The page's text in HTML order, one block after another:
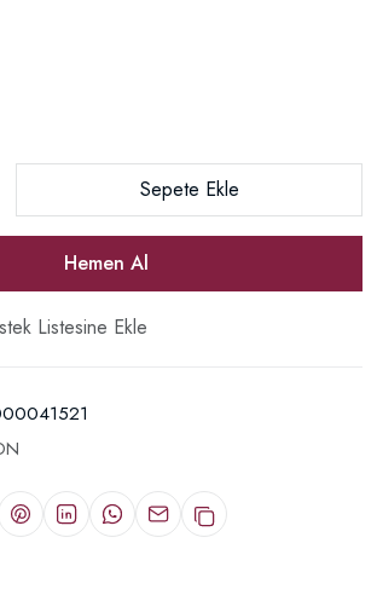
Sepete Ekle
Hemen Al
Listesine Ekle